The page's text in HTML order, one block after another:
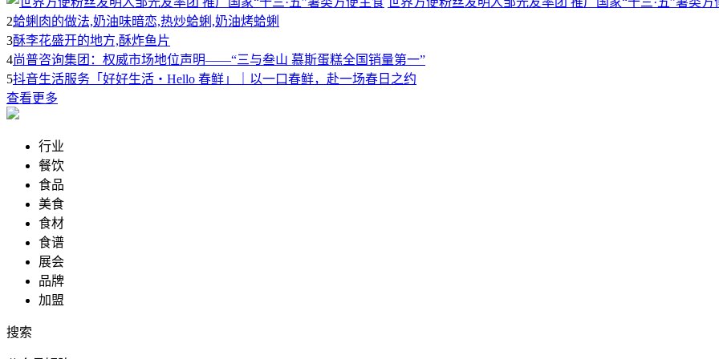
2蛤蜊肉的做法,奶油味暗恋,热炒蛤蜊,奶油烤蛤蜊
3酥李花盛开的地方,酥炸鱼片
4尚普咨询集团：权威市场地位声明——“三与叁山 慕斯蛋糕全国销量第一”
5抖音生活服务「好好生活・Hello 春鲜」｜以一口春鲜，赴一场春日之约
查看更多
行业
餐饮
食品
美食
食材
食谱
展会
品牌
加盟
搜索